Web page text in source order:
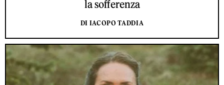
la sofferenza
DI IACOPO TADDIA